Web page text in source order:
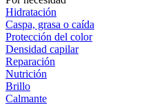
Hidratación
Caspa, grasa o caída
Protección del color
Densidad capilar
Reparación
Nutrición
Brillo
Calmante